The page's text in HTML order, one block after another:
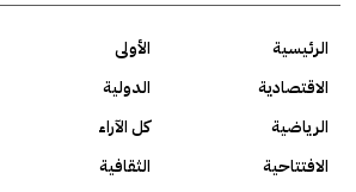
الرئيسية الأولى
الاقتصادية
الدولية
الرياضية
كل الآراء
الافتتاحية
الثقافية